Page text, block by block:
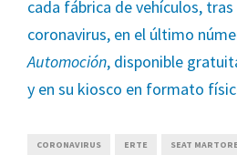
cada fábrica de vehículos,
coronavirus, en el último
Automoción, disponible
y en su kiosco en formato
CORONAVIRUS ERTE SEAT